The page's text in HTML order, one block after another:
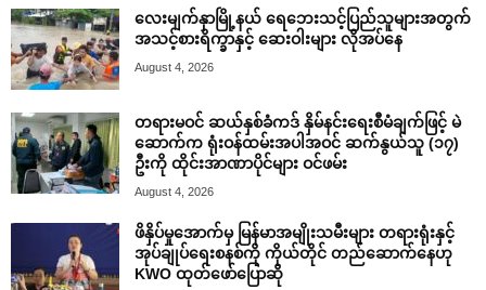
လေးမျက်နှာမြို့နယ် ရေဘေးသင့်ပြည်သူများအတွက်
အသင့်စားရိက္ခာနှင့် ဆေးဝါးများ လိုအပ်နေ
August 4, 2026
တရားမဝင် ဆယ်နှစ်ခံကဒ် နှိမ်နင်းရေးစီမံချက်ဖြင့် မဲ
ဆောက်က ရုံးဝန်ထမ်းအပါအဝင် ဆက်နွယ်သူ (၁၇)
ဦးကို ထိုင်းအာဏာပိုင်များ ဝင်ဖမ်း
August 4, 2026
ဖိနှိပ်မှုအောက်မှ မြန်မာအမျိုးသမီးများ တရားရုံးနှင့်
အုပ်ချုပ်ရေးစနစ်ကို ကိုယ်တိုင် တည်ဆောက်နေဟု
KWO ထုတ်ဖော်ပြောဆို